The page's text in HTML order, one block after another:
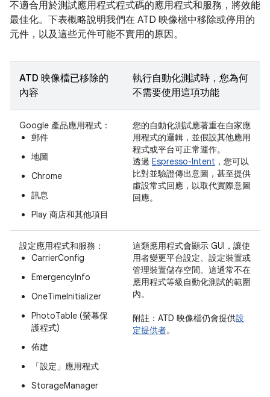
不適合用於測試應用程式程式碼的應用程式和服務，將效能
最佳化。下表概略說明我們在 ATD 映像檔中移除或停用的
元件，以及這些元件可能不實用的原因。
ATD 映像檔已移除的
內容
執行自動化測試時，您為何
不需要使用這項功能
Google 產品應用程式：
郵件
地圖
Chrome
訊息
Play 商店和其他項目
您的自動化測試應著重在自家應
用程式的邏輯，並假設其他應用
程式或平台可正常運作。
透過 Espresso-Intent ，您可以
比對並驗證傳出意圖，甚至提供
虛設常式回應，以取代實際意圖
回應。
設定應用程式和服務：
CarrierConfig
EmergencyInfo
OneTimeInitializer
PhotoTable (螢幕保
護程式)
佈建
「設定」應用程式
StorageManager
這類應用程式會顯示 GUI，讓使
用者變更平台設定、設定裝置或
管理裝置儲存空間。這通常不在
應用程式等級自動化測試的範圍
內。
附註： ATD 映像檔仍會提供設
定提供者。